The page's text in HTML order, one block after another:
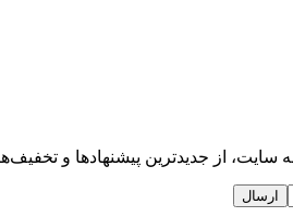
سایت، از جدیدترین پیشنهادها و
ارسال